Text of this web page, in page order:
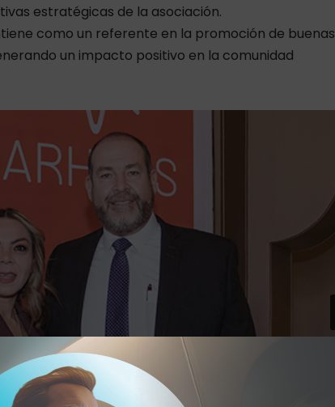
estratégicas de la asociación.
como un referente en la promoción de buenas
un impacto positivo en la comunidad